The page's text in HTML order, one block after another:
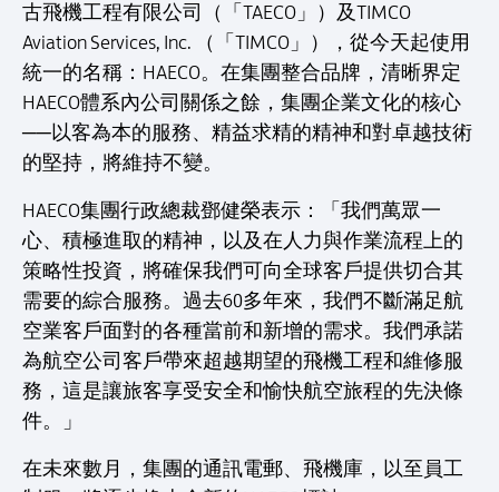
古飛機工程有限公司（「TAECO」）及TIMCO
Aviation Services, Inc. （「TIMCO」），從今天起使用
統一的名稱：HAECO。在集團整合品牌，清晰界定
HAECO體系內公司關係之餘，集團企業文化的核心
──以客為本的服務、精益求精的精神和對卓越技術
的堅持，將維持不變。
HAECO集團行政總裁鄧健榮表示：「我們萬眾一
心、積極進取的精神，以及在人力與作業流程上的
策略性投資，將確保我們可向全球客戶提供切合其
需要的綜合服務。過去60多年來，我們不斷滿足航
空業客戶面對的各種當前和新增的需求。我們承諾
為航空公司客戶帶來超越期望的飛機工程和維修服
務，這是讓旅客享受安全和愉快航空旅程的先決條
件。」
在未來數月，集團的通訊電郵、飛機庫，以至員工